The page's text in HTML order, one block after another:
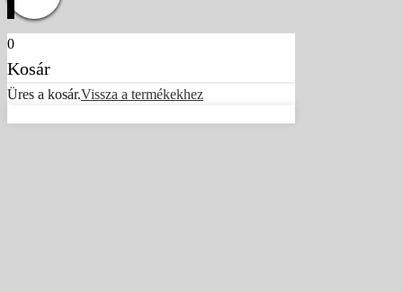
0
Kosár
Üres a kosár.Vissza a termékekhez